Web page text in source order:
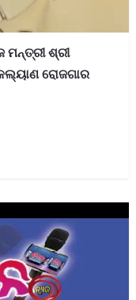
ମନ୍ତ୍ରୀ ଶ୍ରୀ
ରୋଜଗାର